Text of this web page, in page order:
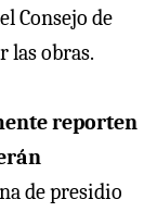
Consejo de
las obras.
reporten
de presidio